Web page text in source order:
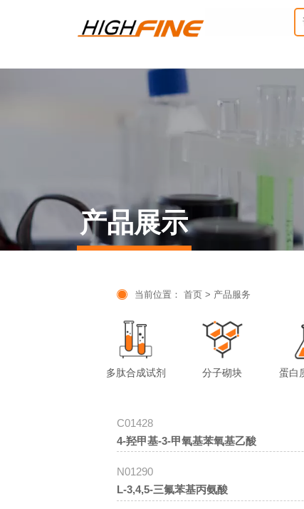
产品展示
 当前位置： 首页> 产品服务
多肽合成试剂 分子砌块 蛋白
C01428
4-羟甲基-3-甲氧基苯氧基乙酸
N01290
L-3,4,5-三氟苯基丙氨酸